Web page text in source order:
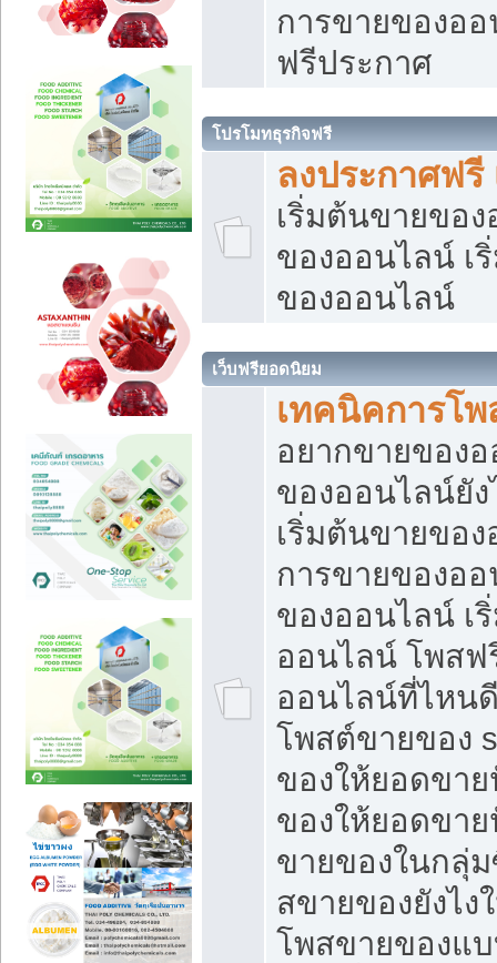
การขายของออ
ฟรีประกาศ
โปรโมทธุรกิจฟรี
ลงประกาศฟรี
เริ่มต้นขายขอ
ของออนไลน์ เ
ของออนไลน์
เว็บฟรียอดนิยม
เทคนิคการโ
อยากขายของ
ของออนไลน์ยั
เริ่มต้นขายของ
การขายของอ
ของออนไลน์ เ
ออนไลน์ โพสฟ
ออนไลน์ที่ไหน
โพสต์ขายของ
ของให้ยอดขา
ของให้ยอดขา
ขายของในกลุ่
สขายของยังไ
โพสขายของแ